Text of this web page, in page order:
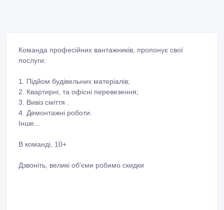
Команда професійних вантажників, пропонує свої
послуги:
1. Підйом будівельних матеріалів;
2. Квартирні, та офісні перевезення;
3. Вивіз сміття .
4. Демонтажні роботи.
Інше...
В команді, 10+
Дзвоніть, великі об'єми робимо скидки